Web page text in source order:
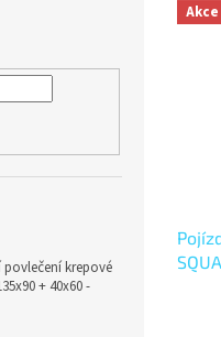
povlečení krepové
+ 40x60 -
Akce